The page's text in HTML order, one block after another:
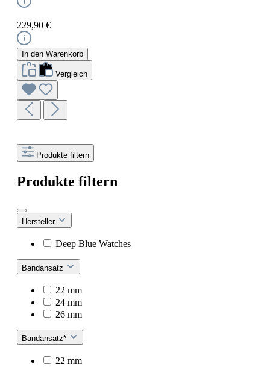
229,90 €
In den Warenkorb
Vergleich
Produkte filtern
Produkte filtern
Hersteller
Deep Blue Watches
Bandansatz
22 mm
24 mm
26 mm
Bandansatz*
22 mm